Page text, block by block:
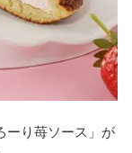
ーり苺ソース」が